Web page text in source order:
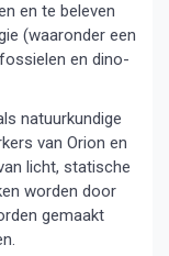
en te beleven
(waaronder een
en dino-
natuurkundige
van Orion en
licht, statische
worden door
gemaakt